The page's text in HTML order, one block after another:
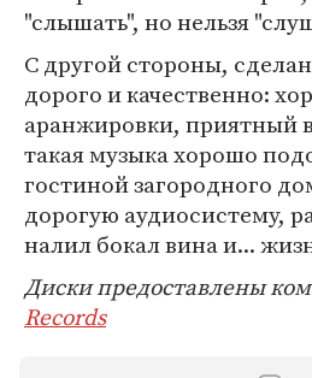
"слышать", но нельзя
С другой стороны,
дорого и качественно:
аранжировки, приятный
такая музыка хорошо
гостиной загородного
дорогую аудиосистему,
налил бокал вина и...
Диски предоставлены
Records